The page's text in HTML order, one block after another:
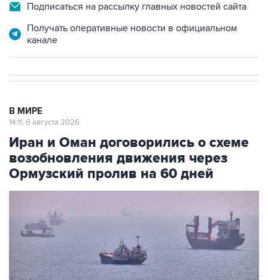
Подписаться на рассылку главных новостей сайта
Получать оперативные новости в официальном
канале
В МИРЕ
14:11, 6 августа 2026
Иран и Оман договорились о схеме
возобновления движения через
Ормузский пролив на 60 дней